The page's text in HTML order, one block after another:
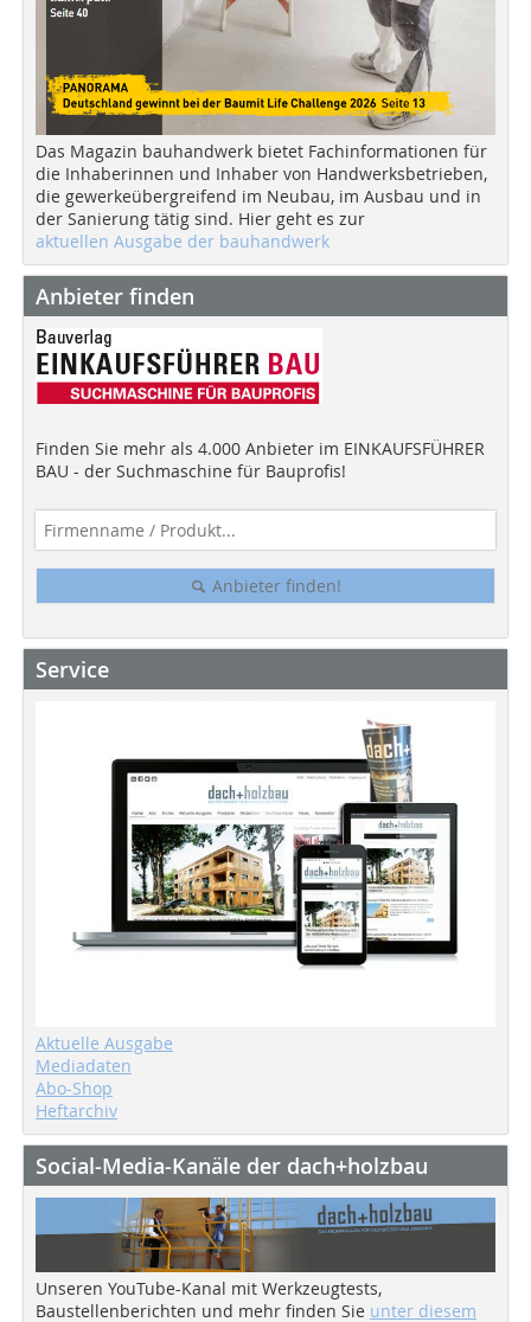
Das Magazin bauhandwerk bietet Fachinformationen für
die Inhaberinnen und Inhaber von Handwerksbetrieben,
die gewerkeübergreifend im Neubau, im Ausbau und in
der Sanierung tätig sind. Hier geht es zur
aktuellen Ausgabe der bauhandwerk
Anbieter finden
Finden Sie mehr als 4.000 Anbieter im EINKAUFSFÜHRER
BAU - der Suchmaschine für Bauprofis!
Anbieter finden!
Service
Aktuelle Ausgabe
Mediadaten
Abo-Shop
Heftarchiv
Social-Media-Kanäle der dach+holzbau
Unseren YouTube-Kanal mit Werkzeugtests,
Baustellenberichten und mehr finden Sie unter diesem